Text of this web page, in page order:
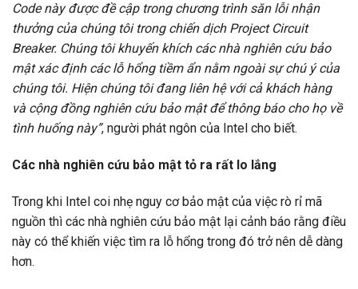
Code này được đề cập trong chương trình săn lỗi nhận
thưởng của chúng tôi trong chiến dịch Project Circuit
Breaker. Chúng tôi khuyến khích các nhà nghiên cứu bảo
mật xác định các lỗ hổng tiềm ẩn nằm ngoài sự chú ý của
chúng tôi. Hiện chúng tôi đang liên hệ với cả khách hàng
và cộng đồng nghiên cứu bảo mật để thông báo cho họ về
tình huống này”, người phát ngôn của Intel cho biết.
Các nhà nghiên cứu bảo mật tỏ ra rất lo lắng
Trong khi Intel coi nhẹ nguy cơ bảo mật của việc rò rỉ mã
nguồn thì các nhà nghiên cứu bảo mật lại cảnh báo rằng điều
này có thể khiến việc tìm ra lỗ hổng trong đó trở nên dễ dàng
hơn.